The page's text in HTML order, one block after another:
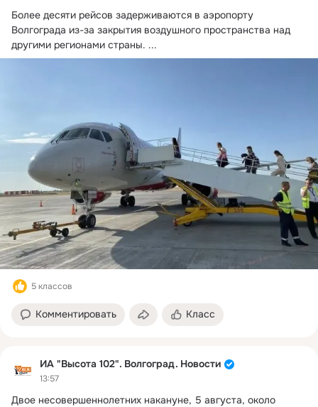
Более десяти рейсов задерживаются в аэропорту
Волгограда из-за закрытия воздушного пространства над
другими регионами страны. ...
5 классов
Комментировать Класс
ИА "Высота 102". Волгоград. Новости
13:57
Двое несовершеннолетних накануне, 5 августа, около